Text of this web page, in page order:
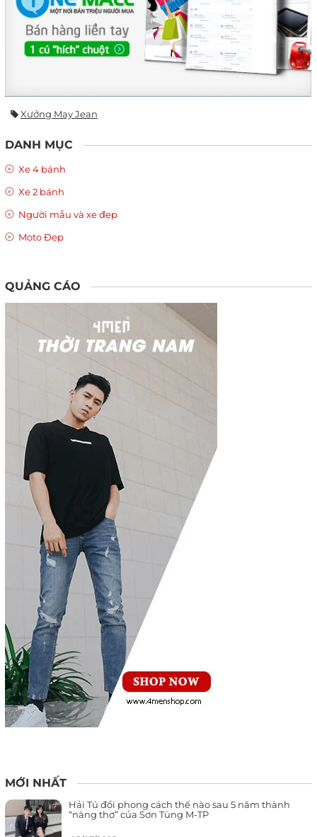
Xưởng May Jean
DANH MỤC
Xe 4 bánh
Xe 2 bánh
Người mẫu và xe đẹp
Moto Đẹp
QUẢNG CÁO
MỚI NHẤT
Hải Tú đổi phong cách thế nào sau 5 năm thành
“nàng thơ” của Sơn Tùng M-TP